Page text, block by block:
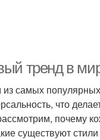
тренд в
самых
что
почему
существуют